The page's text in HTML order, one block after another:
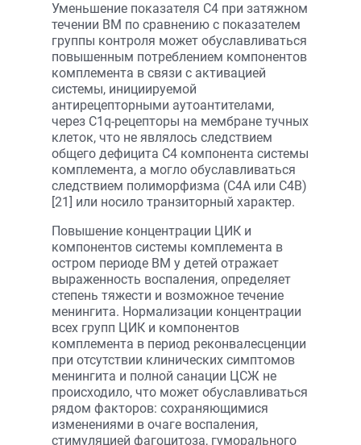
Уменьшение показателя С4 при затяжном
течении ВМ по сравнению с показателем
группы контроля может обуславливаться
повышенным потреблением компонентов
комплемента в связи с активацией
системы, инициируемой
антирецепторными аутоантителами,
через С1q-рецепторы на мембране тучных
клеток, что не являлось следствием
общего дефицита С4 компонента системы
комплемента, а могло обуславливаться
следствием полиморфизма (С4А или С4В)
[21] или носило транзиторный характер.
Повышение концентрации ЦИК и
компонентов системы комплемента в
остром периоде ВМ у детей отражает
выраженность воспаления, определяет
степень тяжести и возможное течение
менингита. Нормализации концентрации
всех групп ЦИК и компонентов
комплемента в период реконвалесценции
при отсутствии клинических симптомов
менингита и полной санации ЦСЖ не
происходило, что может обуславливаться
рядом факторов: сохраняющимися
изменениями в очаге воспаления,
стимуляцией фагоцитоза, гуморального